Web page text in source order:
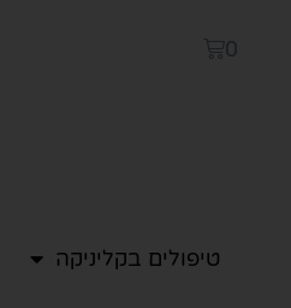
0
טיפולים בקליניקה